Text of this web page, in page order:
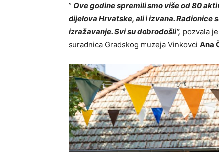
” Ove godine spremili smo više od 80
dijelova Hrvatske, ali i izvana. Radionice
izražavanje. Svi su dobrodošli”, pozvala
suradnica Gradskog muzeja Vinkovci Ana